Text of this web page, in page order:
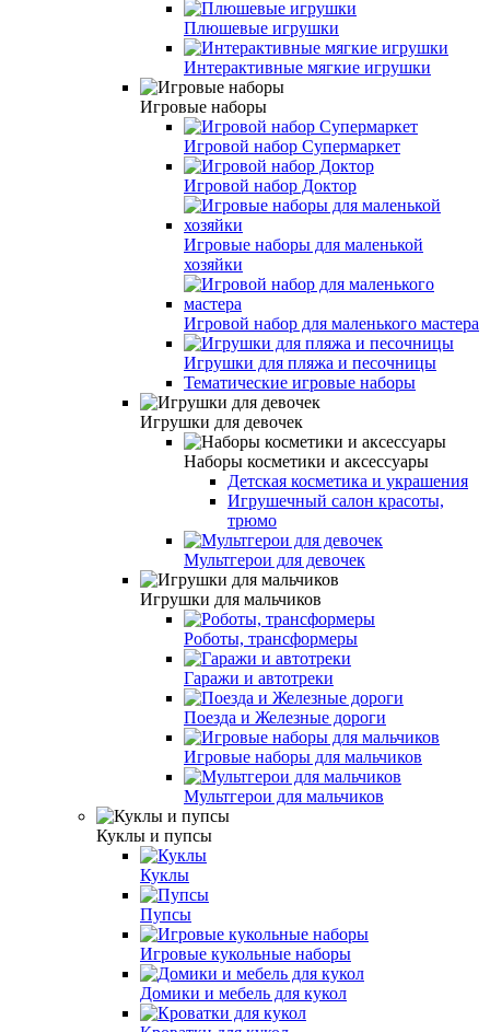
Плюшевые игрушки
Интерактивные мягкие игрушки
Игровые наборы
Игровой набор Супермаркет
Игровой набор Доктор
Игровые наборы для маленькой
хозяйки
Игровой набор для маленького мастера
Игрушки для пляжа и песочницы
Тематические игровые наборы
Игрушки для девочек
Наборы косметики и аксессуары
Детская косметика и украшения
Игрушечный салон красоты,
трюмо
Мультгерои для девочек
Игрушки для мальчиков
Роботы, трансформеры
Гаражи и автотреки
Поезда и Железные дороги
Игровые наборы для мальчиков
Мультгерои для мальчиков
Куклы и пупсы
Куклы
Пупсы
Игровые кукольные наборы
Домики и мебель для кукол